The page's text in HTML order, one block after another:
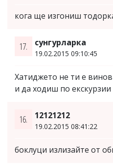
кога ще изгониш
17. сунгурларка
19.02.2015 09:10:45
Хатиджето не ти е
и да ходиш по
16. 12121212
19.02.2015 08:41:22
боклуци излизайте от